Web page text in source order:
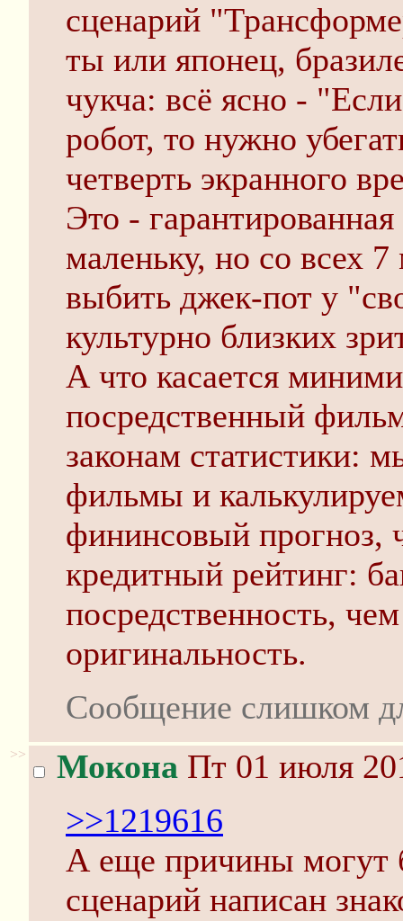
сценарий
ты или японец,
чукча: всё ясно -
робот, то нужно
четверть экранного
Это -
маленьку, но со всех
выбить джек-пот у
культурно близких
А что касается
посредственный
законам
фильмы и
фининсовый прогноз,
кредитный рейтинг:
посредственность,
оригинальность.
Сообщение слишком
>> Мокона Пт 01 июля
>>1219616
А еще причины могут
сценарий написан